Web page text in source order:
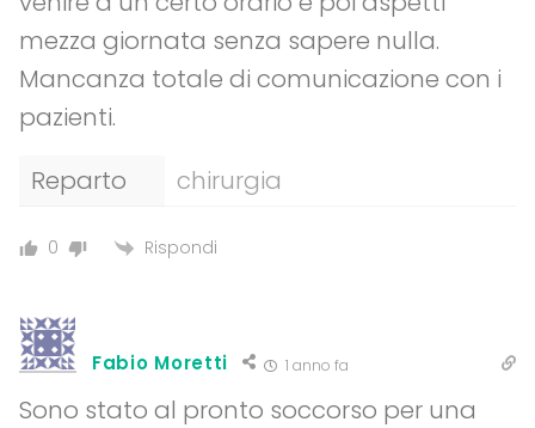
mezza giornata senza sapere nulla.
Mancanza totale di comunicazione con i
pazienti.
Reparto
chirurgia
0 Rispondi
Fabio Moretti 1 anno fa
Sono stato al pronto soccorso per una